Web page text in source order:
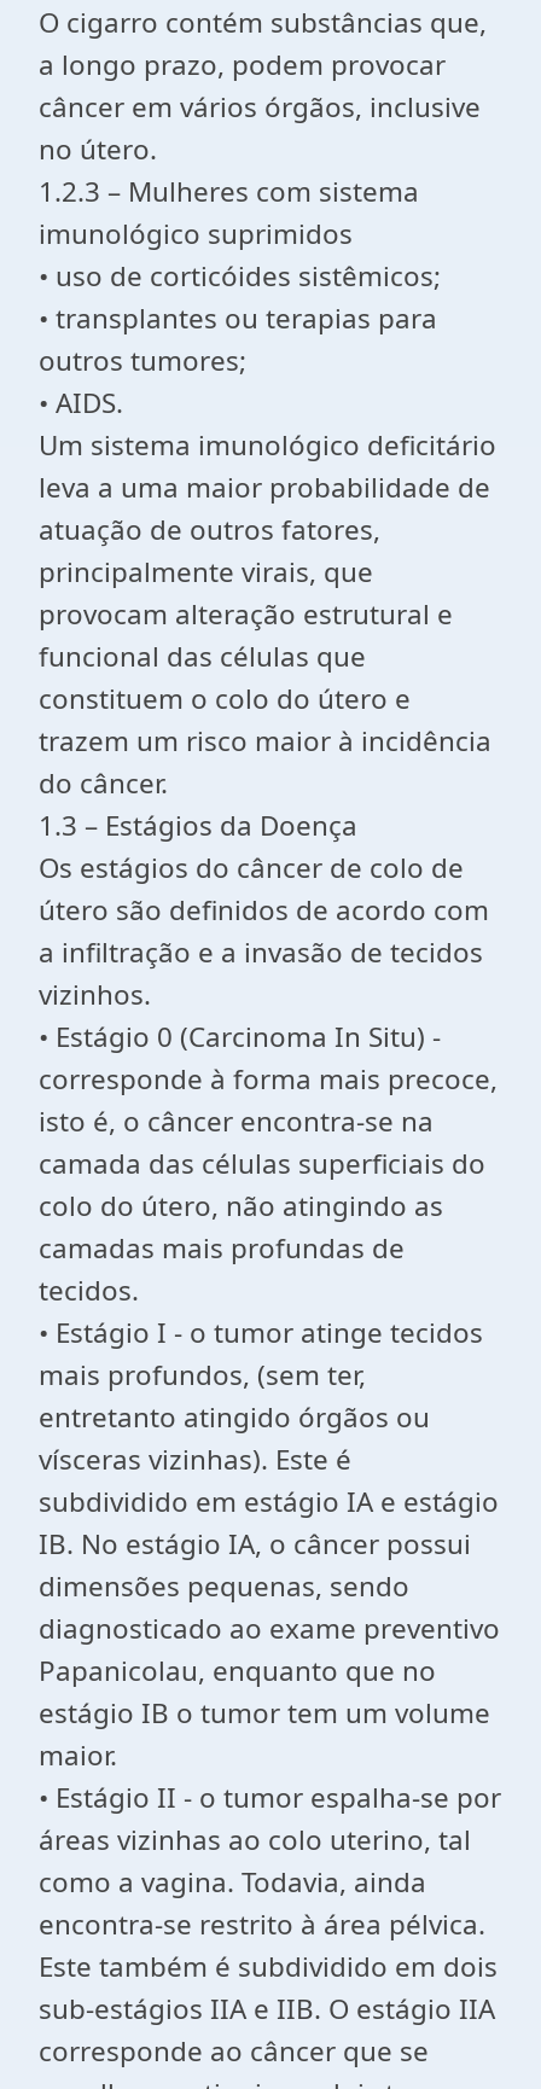
O cigarro contém substâncias que,
a longo prazo, podem provocar
câncer em vários órgãos, inclusive
no útero.
1.2.3 – Mulheres com sistema
imunológico suprimidos
• uso de corticóides sistêmicos;
• transplantes ou terapias para
outros tumores;
• AIDS.
Um sistema imunológico deficitário
leva a uma maior probabilidade de
atuação de outros fatores,
principalmente virais, que
provocam alteração estrutural e
funcional das células que
constituem o colo do útero e
trazem um risco maior à incidência
do câncer.
1.3 – Estágios da Doença
Os estágios do câncer de colo de
útero são definidos de acordo com
a infiltração e a invasão de tecidos
vizinhos.
• Estágio 0 (Carcinoma In Situ) -
corresponde à forma mais precoce,
isto é, o câncer encontra-se na
camada das células superficiais do
colo do útero, não atingindo as
camadas mais profundas de
tecidos.
• Estágio I - o tumor atinge tecidos
mais profundos, (sem ter,
entretanto atingido órgãos ou
vísceras vizinhas). Este é
subdividido em estágio IA e estágio
IB. No estágio IA, o câncer possui
dimensões pequenas, sendo
diagnosticado ao exame preventivo
Papanicolau, enquanto que no
estágio IB o tumor tem um volume
maior.
• Estágio II - o tumor espalha-se por
áreas vizinhas ao colo uterino, tal
como a vagina. Todavia, ainda
encontra-se restrito à área pélvica.
Este também é subdividido em dois
sub-estágios IIA e IIB. O estágio IIA
corresponde ao câncer que se